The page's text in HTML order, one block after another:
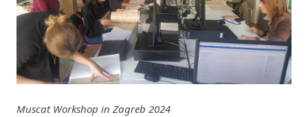
Muscat Workshop in Zagreb 2024